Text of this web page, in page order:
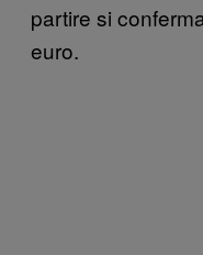
partire si
euro.